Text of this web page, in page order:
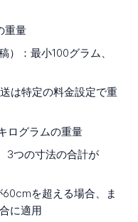
重量
）： 最小100グラム、
は特定の料金設定で重
ログラムの重量
3つの寸法の合計が
60cmを超える場合、ま
に適用